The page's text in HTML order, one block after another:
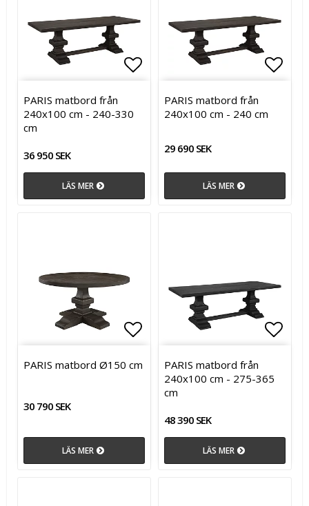
Lägg till i favoritlistan
PARIS matbord från
240x100 cm - 240-330
cm
36 950 SEK
LÄS MER
PARIS matbord från
240x100 cm - 240 cm
29 690 SEK
LÄS MER
Lägg till i favoritlistan
Lägg till i favoritlistan
PARIS matbord Ø150 cm
30 790 SEK
LÄS MER
PARIS matbord från
240x100 cm - 275-365
cm
48 390 SEK
LÄS MER